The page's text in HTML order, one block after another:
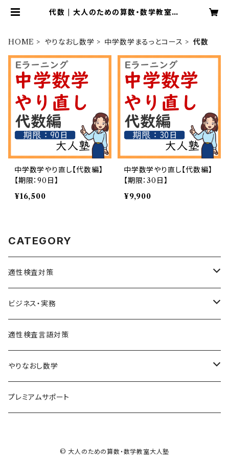
代数 | 大人のための算数・数学教室大
HOME やりなおし数学 中学数学まるっとコース 代数
中学数学やり直し【代数編】
【期限：90日】
¥16,500
中学数学やり直し【代数編】
【期限：30日】
¥9,900
CATEGORY
適性検査対策
SPI対策
テストセンター(SPI-G,SPI-U)
WEBテスティング
クリティカルシンキング
玉手箱・GAB対策（SHL社）
NMAT・JMAT対策
ビジネス・実務
統計
適性検査言語対策
やりなおし数学
中学数学まるっとコース
プレミアムサポート
© 大人のための算数・数学教室大人塾